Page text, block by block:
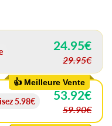
24.95€
29.95€
👍 Meilleure Vente
5.98€ 53.92€
59.90€